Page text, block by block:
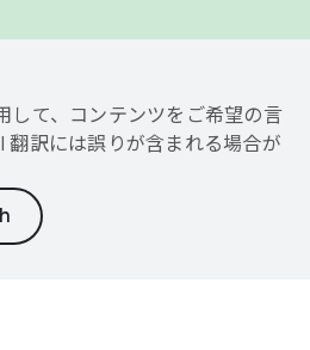
して、コンテンツをご希望の言
翻訳には誤りが含まれる場合が